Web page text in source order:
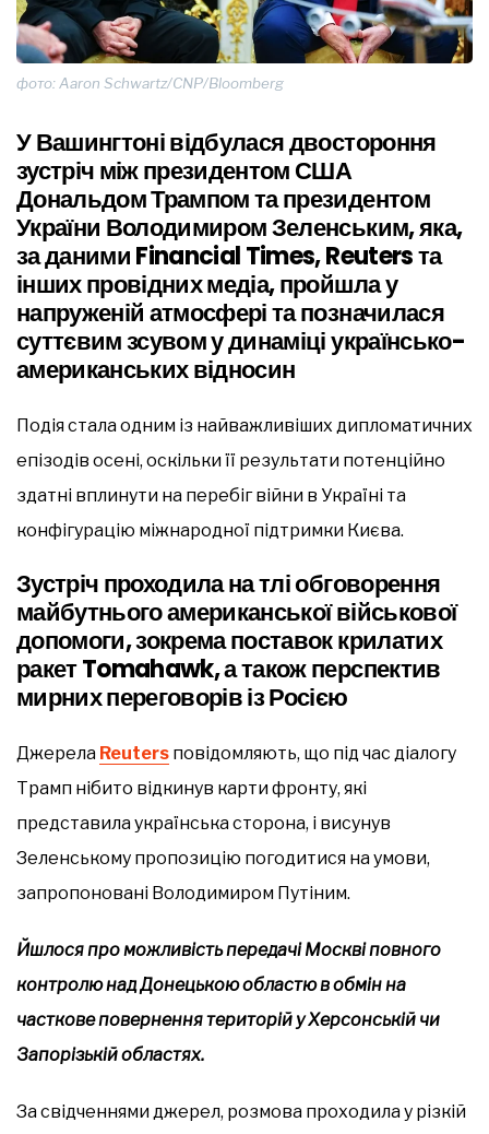
фото: Aaron Schwartz/CNP/Bloomberg
У Вашингтоні відбулася двостороння
зустріч між президентом США
Дональдом Трампом та президентом
України Володимиром Зеленським, яка,
за даними Financial Times, Reuters та
інших провідних медіа, пройшла у
напруженій атмосфері та позначилася
суттєвим зсувом у динаміці українсько-
американських відносин
Подія стала одним із найважливіших дипломатичних
епізодів осені, оскільки її результати потенційно
здатні вплинути на перебіг війни в Україні та
конфігурацію міжнародної підтримки Києва.
Зустріч проходила на тлі обговорення
майбутнього американської військової
допомоги, зокрема поставок крилатих
ракет Tomahawk, а також перспектив
мирних переговорів із Росією
Джерела Reuters повідомляють, що під час діалогу
Трамп нібито відкинув карти фронту, які
представила українська сторона, і висунув
Зеленському пропозицію погодитися на умови,
запропоновані Володимиром Путіним.
Йшлося про можливість передачі Москві повного
контролю над Донецькою областю в обмін на
часткове повернення територій у Херсонській чи
Запорізькій областях.
За свідченнями джерел, розмова проходила у різкій